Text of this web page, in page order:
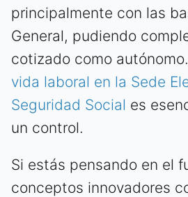
principalmente con las
General, pudiendo
cotizado como
vida laboral en la Sede
Seguridad Social es
un control.
Si estás pensando en el
conceptos innovadores